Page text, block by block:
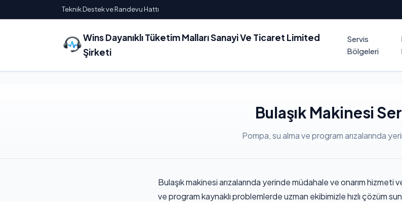
Teknik Destek ve Randevu Hattı
Wins Dayanıklı Tüketim Malları Sanayi Ve Ticaret Limited
Şirketi
Servis
Bölgeleri
Bulaşık Makinesi
Pompa, su alma ve program arızalarında
Bulaşık makinesi arızalarında yerinde müdahale ve onarım hizmeti
ve program kaynaklı problemlerde uzman ekibimizle hızlı çözüm